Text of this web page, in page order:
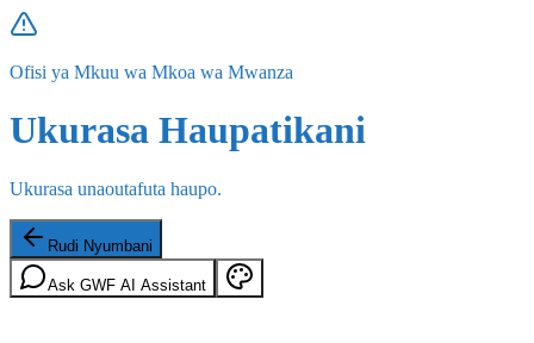
Ofisi ya Mkuu wa Mkoa wa Mwanza
Ukurasa Haupatikani
Ukurasa unaoutafuta haupo.
Rudi Nyumbani
Ask GWF AI Assistant